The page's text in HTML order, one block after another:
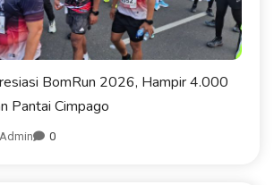
BomRun 2026, Hampir 4.000
Pantai Cimpago
Admin 0